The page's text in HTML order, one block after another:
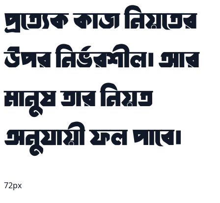
প্রত্যেক কাজ নিয়তের
উপর নির্ভরশীল। আর
মানুষ তার নিয়ত
অনুযায়ী ফল পাবে।
72px